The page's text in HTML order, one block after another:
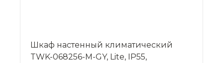
Шкаф настенный климатический
TWK-068256-M-GY, Lite, IP55,